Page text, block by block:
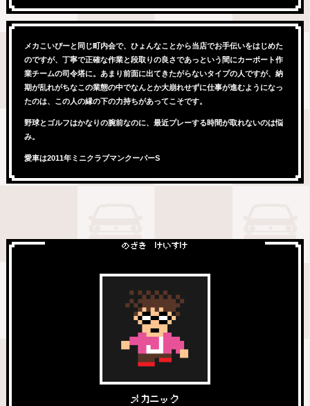
メカこいぴーと同じ町内会で、ひょんなことから当店でお手伝いをはじめた
のですが、丁寧で正確な作業と段取りの良さであっという間にカーポート作
業チームの司令塔に。あまり前面に出てきたがらないタイプの人ですが、納
期が乱れがちなこの業態の中でなんとか大崩れせずに仕事が進むようになっ
たのは、この人の縁の下の力持ちがあってこそです。
野球とゴルフはかなりの腕前なのに、最近プレーする時間が取れないのは悩
み。
愛車は2011年ミニクラブマンクーパーS
のざき けいすけ
メカニック